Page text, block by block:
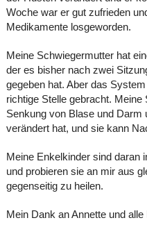
Woche war er gut zufrieden
Medikamente losgeworden.
Meine Schwiegermutter hat
der es bisher nach zwei
gegeben hat. Aber das
richtige Stelle gebracht.
Senkung von Blase und
verändert hat, und sie kann
Meine Enkelkinder sind daran
und probieren sie an mir aus
gegenseitig zu heilen.
Mein Dank an Annette und